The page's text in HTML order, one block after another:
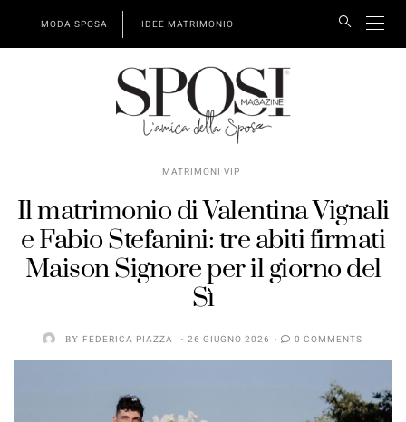
MODA SPOSA IDEE MATRIMONIO
MATRIMONI VIP
Il matrimonio di Valentina Vignali
e Fabio Stefanini: tre abiti firmati
Maison Signore per il giorno del
Sì
BY FEDERICA PIAZZA 26 GIUGNO 2026 0 COMMENTS